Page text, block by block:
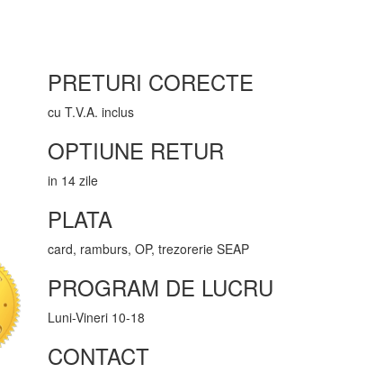
PRETURI CORECTE
cu T.V.A. inclus
OPTIUNE RETUR
in 14 zile
PLATA
card, ramburs, OP, trezorerie SEAP
PROGRAM DE LUCRU
Luni-Vineri 10-18
CONTACT